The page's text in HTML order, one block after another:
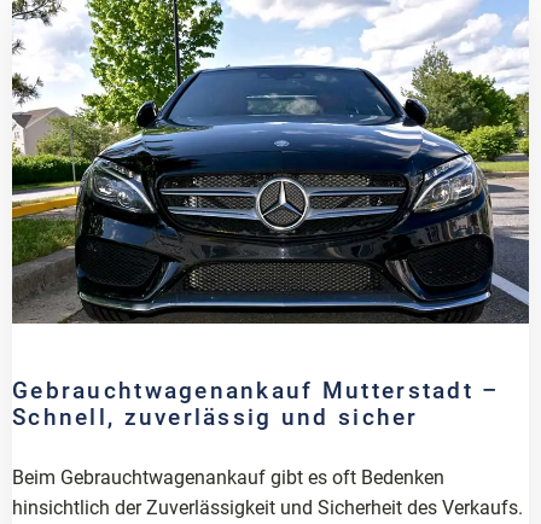
Gebrauchtwagenankauf Mutterstadt –
Schnell, zuverlässig und sicher
Beim Gebrauchtwagenankauf gibt es oft Bedenken
hinsichtlich der Zuverlässigkeit und Sicherheit des Verkaufs.